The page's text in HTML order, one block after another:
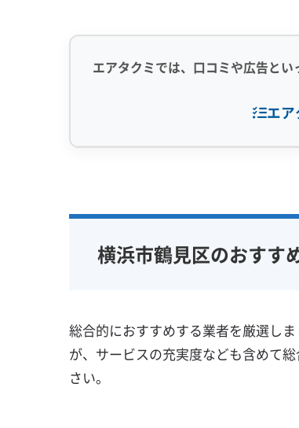
完全に除去する以外に方法はありま
監修 宇賀神
同じ横浜市内でも、
専用の洗剤と、それ
新旧の建物が混在する鶴見
築年数の古い団地から最新のタワ
エアタクミでは、口コミや広告と
エア
完全分解洗浄
部分クリーニング
家庭用エアコン
業務用エアコン
横浜市鶴見区のおすす
総合的におすすめする業者を厳選しま
が、サービスの充実度なども含めて
さい。